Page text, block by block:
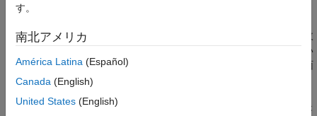
なり、そのスケールも大幅に異なる場合に、内挿の結果が改
善される可能性があります。この場合、大きさが同じくらい
になるように入力をスケーリングすると、内挿の数値的側面
が改善されることがあります。正規化したほうがよい例は、
のエンジン負荷を表している場合です。
のスケールが
す。
南北アメリカ
América Latina (Español)
Canada (English)
United States (English)